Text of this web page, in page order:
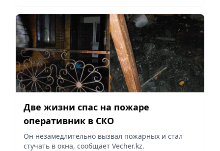
Две жизни спас на пожаре
оперативник в СКО
Он незамедлительно вызвал пожарных и стал
стучать в окна, сообщает Vecher.kz.